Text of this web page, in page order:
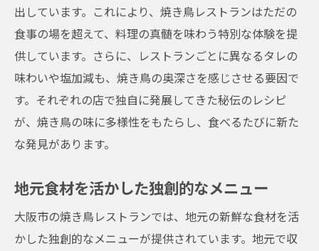
地元産の食材を活かした風味
焼き鳥と相性抜群の地域限定メニュー
地元の職人が生み出す絶品の味
地元ならではの焼き鳥の食べ方
大阪市の文化を感じる一皿
観光客に人気の地元焼き鳥店
秘伝のタレで味わう焼き鳥の逸品
知る人ぞ知る隠れ家的レストラン
常連客に愛される秘密とは
出しています。これにより、焼き鳥レストランはただの
食事の場を超えて、料理の真髄を味わう特別な体験を提
供しています。さらに、レストランごとに異なるタレの
味わいや塩加減も、焼き鳥の奥深さを感じさせる要因で
す。それぞれの店で独自に発展してきた秘伝のレシピ
が、焼き鳥の味に多様性をもたらし、食べるたびに新た
な発見があります。
地元食材を活かした独創的なメニュー
大阪市の焼き鳥レストランでは、地元の新鮮な食材を活
かした独創的なメニューが提供されています。地元で収